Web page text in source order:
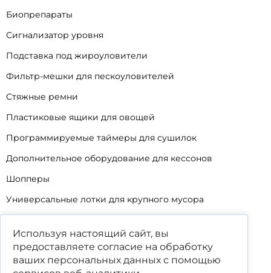
Биопрепараты
Сигнализатор уровня
Подставка под жироуловители
Фильтр-мешки для пескоуловителей
Стяжные ремни
Пластиковые ящики для овощей
Программируемые таймеры для сушилок
Дополнительное оборудование для кессонов
Шопперы
Универсальные лотки для крупного мусора
Уцененные товары
Используя настоящий сайт, вы
предоставляете согласие на обработку
ваших персональных данных с помощью